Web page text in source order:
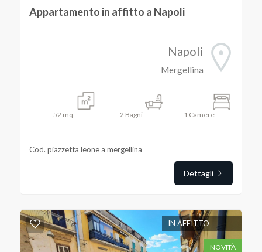
Appartamento in affitto a Napoli
Napoli
Mergellina
52 mq 2 Bagni 1Camere
Cod. piazzetta leone a mergellina
Dettagli
IN AFFITTO
NOVITÀ
5
3